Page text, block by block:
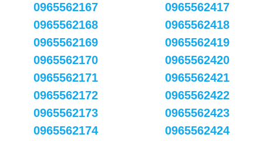
0965562167
0965562168
0965562169
0965562170
0965562171
0965562172
0965562173
0965562174
0965562417
0965562418
0965562419
0965562420
0965562421
0965562422
0965562423
0965562424